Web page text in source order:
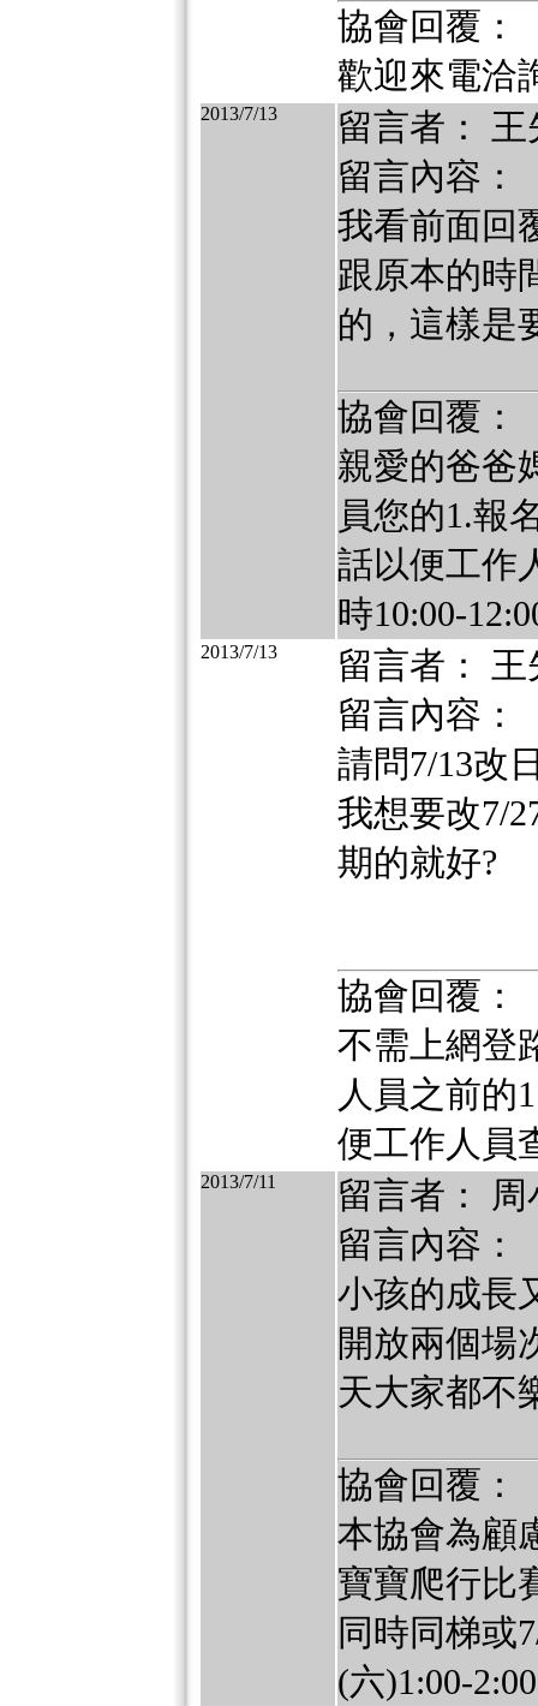
協會回覆：
歡迎來電洽
2013/7/13
留言者： 王
留言內容：
我看前面回
跟原本的時
的，這樣是
協會回覆：
親愛的爸爸
員您的1.報
話以便工作
時10:00-
2013/7/13
留言者： 王
留言內容：
請問7/13改
我想要改7/
期的就好?
協會回覆：
不需上網登
人員之前的
便工作人員
2013/7/11
留言者： 周
留言內容：
小孩的成長
開放兩個場
天大家都不
協會回覆：
本協會為顧
寶寶爬行比
同時同梯或
(六)1:00-